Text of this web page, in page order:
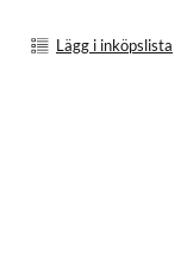
Lägg i inköpslista